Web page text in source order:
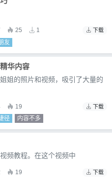
25 1 下载
友
华内容
姐的照片和视频，吸引了大量的
19 下载
径 内容不多
频教程。在这个视频中
19 下载